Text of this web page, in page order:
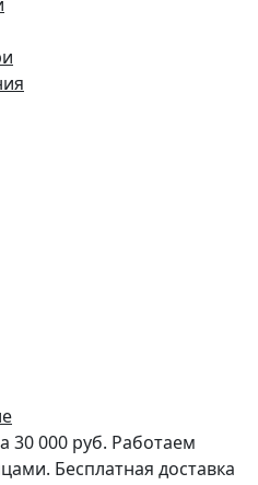
30 000 руб. Работаем
Бесплатная доставка